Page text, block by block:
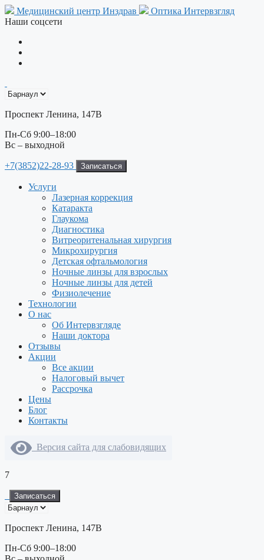
Перейти
к
Медицинский центр Инздрав
Оптика Интервзгляд
Наши соцсети
Проспект Ленина, 147В
Пн-Сб 9:00–18:00
Вс – выходной
+7(3852)22-28-93 Записаться
Услуги
Лазерная коррекция
Катаракта
Глаукома
Диагностика
Витреоритенальная хирургия
Микрохирургия
Детская офтальмология
Ночные линзы для взрослых
Ночные линзы для детей
Физиолечение
Технологии
О нас
Об Интервзгляде
Наши доктора
Отзывы
Акции
Все акции
Налоговый вычет
Рассрочка
Цены
Блог
Контакты
Версия сайта для слабовидящих
7
Записаться
Проспект Ленина, 147В
Пн-Сб 9:00–18:00